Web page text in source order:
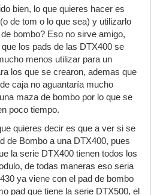
de bombo) ¿podría en el
la caja por ejemplo ponerme un
compañeros
bien, lo que quieres hacer es
de tom o lo que sea) y utilizarlo
bombo? Eso no sirve amigo,
los pads de las DTX400 se
menos utilizar para un
los que se crearon, ademas que
caja no aguantaría mucho
maza de bombo por lo que se
poco tiempo.
quieres decir es que a ver si se
de Bombo a una DTX400, pues
la serie DTX400 tienen todos los
de todas maneras eso seria
ya viene con el pad de bombo
pad que tiene la serie DTX500, el